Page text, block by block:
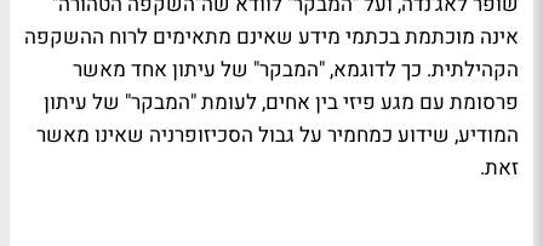
אינה מוכתמת בכתמי מידע שאינם מתאימים לרוח ההשקפה
הקהילתית. כך לדוגמא, "המבקר" של עיתון אחד מאשר
פרסומת עם מגע פיזי בין אחים, לעומת "המבקר" של עיתון
המודיע, שידוע כמחמיר על גבול הסכיזופרניה שאינו מאשר
זאת.